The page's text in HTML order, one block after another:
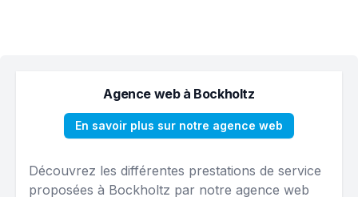
Agence web à Bockholtz
En savoir plus sur notre agence web
Découvrez les différentes prestations de service
proposées à Bockholtz par notre agence web